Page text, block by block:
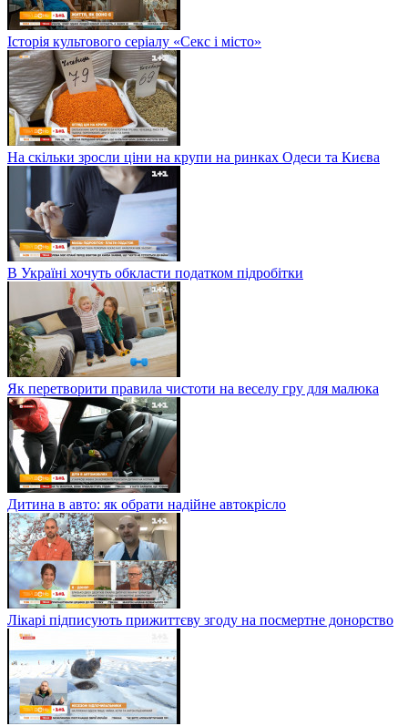
Історія культового серіалу «Секс і місто»
На скільки зросли ціни на крупи на ринках Одеси та Києва
В Україні хочуть обкласти податком підробітки
Як перетворити правила чистоти на веселу гру для малюка
Дитина в авто: як обрати надійне автокрісло
Лікарі підписують прижиттєву згоду на посмертне донорство